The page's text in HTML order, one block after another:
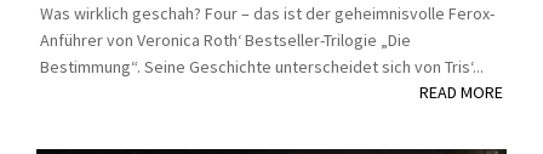
Was wirklich geschah? Four – das ist der geheimnisvolle Ferox-
Anführer von Veronica Roth‘ Bestseller-Trilogie „Die
Bestimmung“. Seine Geschichte unterscheidet sich von Tris‘...
READ MORE